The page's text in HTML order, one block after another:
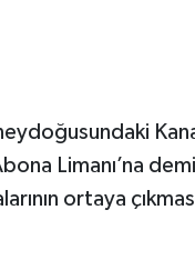
Limanı’na
ortaya